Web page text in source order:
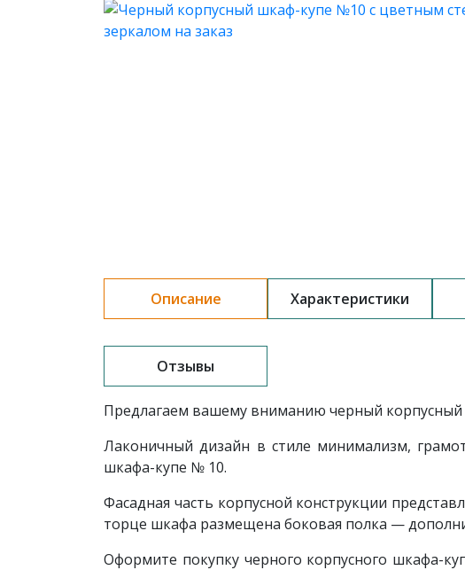
Описание Характеристики
Отзывы
Предлагаем вашему вниманию черный
Лаконичный дизайн в стиле минимализм,
шкафа-купе № 10.
Фасадная часть корпусной конструкции
торце шкафа размещена боковая полка —
Оформите покупку черного корпусного шкафа-